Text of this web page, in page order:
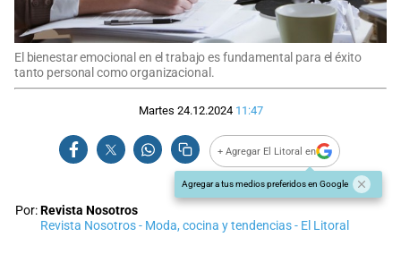
El bienestar emocional en el trabajo es fundamental para el éxito
tanto personal como organizacional.
Martes 24.12.2024 11:47
+ Agregar El Litoral en
Agregar a tus medios preferidos en Google
Por:Revista Nosotros
Revista Nosotros - Moda, cocina y tendencias - El Litoral